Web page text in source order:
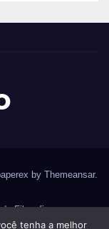
by Themeansar.
Filosofia
tenha a melhor